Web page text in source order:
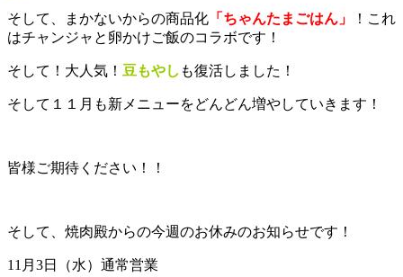
そして、まかないからの商品化 「ちゃんたまごはん」
！これ
はチャンジャと卵かけご飯のコラボです！
そして！大人気！ 豆もやし も復活しました！
そして１１月も新メニューをどんどん増やしていきます！
皆様ご期待ください！！
そして、焼肉殿からの今週のお休みのお知らせです！
11月3日（水）通常営業